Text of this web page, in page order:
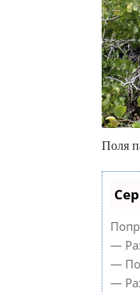
Поля
—
—
—